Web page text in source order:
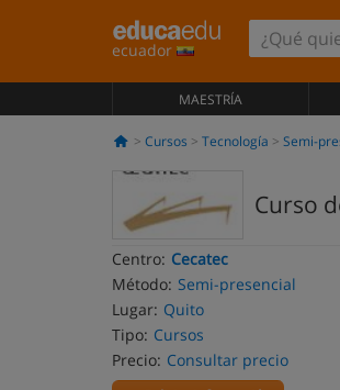
ecuador
MAESTRÍA
Cursos Tecnología Semi-
Curso
Centro: Cecatec
Método: Semi-presencial
Lugar: Quito
Tipo: Cursos
Precio: Consultar precio